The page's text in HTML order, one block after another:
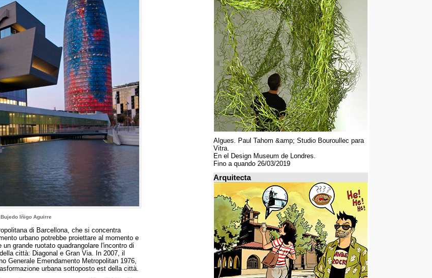
Bujedo Iñigo Aguirre
di Barcellona, ​​che si concentra
urbano potrebbe proiettare al momento e
grande ruotato quadrangolare l'incontro di
città: Diagonal e Gran Via. In 2007, il
Generale Emendamento Metropolitan 1976,
urbana sottoposto est della città.
Algues. Paul Tahom &amp; Studio Bouroullec para
Vitra.
En el Design Museum de Londres.
Fino a quando 26/03/2019
Arquitecta